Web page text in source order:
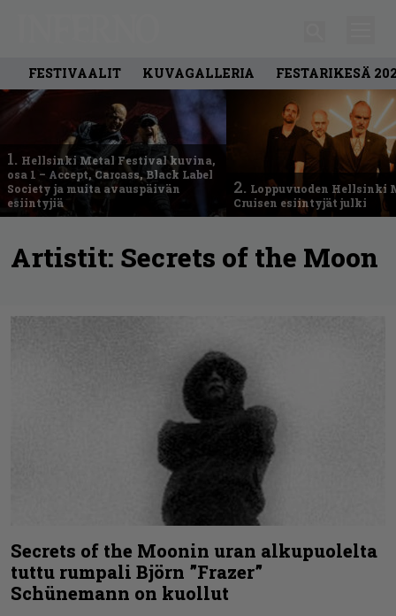
FESTIVAALIT KUVAGALLERIA FESTARIKESÄ
1. Hellsinki Metal Festival kuvina,
osa 1 – Accept, Carcass, Black Label
Society ja muita avauspäivän
esiintyjiä
2. Loppuvuoden Hellsinki
Cruisen esiintyjät julki
Artistit: Secrets of the Moon
Secrets of the Moonin uran alkupuolelta
tuttu rumpali Björn ”Frazer”
Schünemann on kuollut